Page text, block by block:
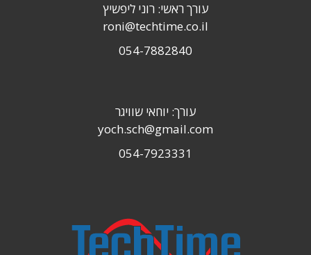
עורך ראשי: רוני ליפשיץ
roni@techtime.co.il
054-7882840
עורך: יוחאי שוויגר
yoch.sch@gmail.com
054-7923331